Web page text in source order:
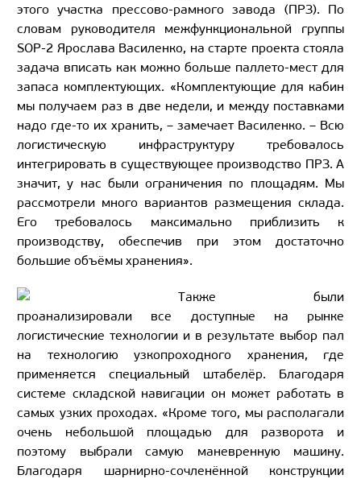
этого участка прессово-рамного завода (ПРЗ). По
словам руководителя межфункциональной группы
SOP-2 Ярослава Василенко, на старте проекта стояла
задача вписать как можно больше паллето-мест для
запаса комплектующих. «Комплектующие для кабин
мы получаем раз в две недели, и между поставками
надо где-то их хранить, – замечает Василенко. – Всю
логистическую инфраструктуру требовалось
интегрировать в существующее производство ПРЗ. А
значит, у нас были ограничения по площадям. Мы
рассмотрели много вариантов размещения склада.
Его требовалось максимально приблизить к
производству, обеспечив при этом достаточно
большие объёмы хранения».
Также были
проанализировали все доступные на рынке
логистические технологии и в результате выбор пал
на технологию узкопроходного хранения, где
применяется специальный штабелёр. Благодаря
системе складской навигации он может работать в
самых узких проходах. «Кроме того, мы располагали
очень небольшой площадью для разворота и
поэтому выбрали самую маневренную машину.
Благодаря шарнирно-сочленённой конструкции